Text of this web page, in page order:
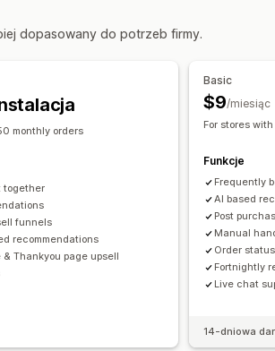
produktów na stronie z
jednym kliknięciem
Szuflada koszyka
Wyskakujące okienka
Niestandardowy HTML
Rekomendacje produktów
razem Pakiety Rekomendacje AI
klikalności
dodatkowych Często kupowane razem
dopasowany do potrzeb firmy.
monthly orders
together
funnels
recommendations
Thankyou page upsell
Basic
$9/miesiąc
For stores
Funkcje
Frequently
AI based
Post
Manual
Order
Fortnightly
Live chat
14-dniowa